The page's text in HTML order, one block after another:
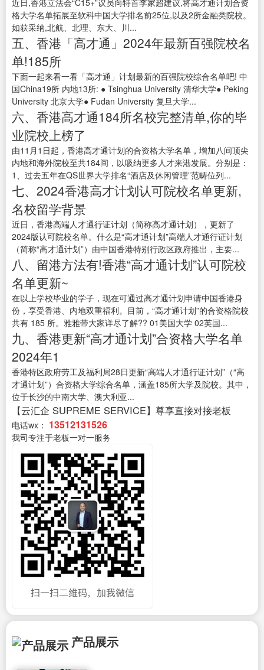
近日,香港立法会“C15+”议员向特首李家超建议,将高才通计划合资
格大学名单拓展至软科中国大学排名前25位,以及2所金融类院校。
如获采纳,北航、北理、东大、川...
五、香港「高才通」2024年最新百强院校名
单!185所
下面一起来看一看「高才通」计划最新的百强院校综合名单吧! 中
国China19所 内地13所: ● Tsinghua University 清华大学● Peking
University 北京大学● Fudan University 复旦大学...
六、香港高才通184所名校完整清单,你的毕
业院校上榜了
由11月1日起，香港高才通计划的合资格大学名单，增加八间顶尖
内地和海外院校至共184间，以吸纳更多人才来港发展。分别是：
1、过去五年在QS世界大学排名“酒店及休闲管理”范畴位列...
七、2024香港高才计划认可院校名单更新,
名校留学背景
近日，香港高端人才通行证计划（简称高才通计划），更新了
2024版认可院校名单。什么是“高才通计划”高端人才通行证计划
（简称“高才通计划”）由中国香港特别行政区政府推出，主要...
八、留港方法有!香港“高才通计划”认可院校
名单更新~
在以上学校毕业的学子，现在可通过高才通计划申请中国香港身
份，享受香港、内地双重福利。目前，“高才通计划”的合资格院校
共有 185 所。雅雅带大家详尽了解?? 01美国大学 02英国...
九、香港更新“高才通计划”合资格大学名单
2024年1
香港特区政府劳工及福利局28日更新“高端人才通行证计划”（“高
才通计划”）合资格大学综合名单，涵盖185所大学及院校。其中，
位于长沙的中南大学、澳大利亚...
【云汇企 SUPREME SERVICE】尊享直接对接老板
电话wx： 13512131526
我司专注于老板一对一服务
产品展示